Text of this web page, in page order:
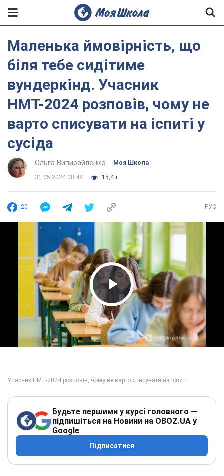
Маленька ймовірність, що
біля тебе сидітиме
вундеркінд. Учасник
НМТ-2024 розповів, чому не
варто списувати на іспиті у
сусіда
Ольга Випирайленко Моя Школа
31.05.2024 08:48 15,4 т.
20 РУС
Play Video
Будьте першими у курсі головного —
підпишіться на Новини на OBOZ.UA у
Google
Підписатися